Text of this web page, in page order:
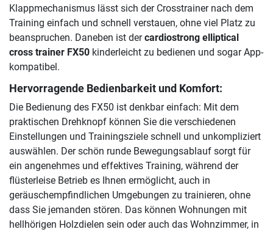
Klappmechanismus lässt sich der Crosstrainer nach dem
Training einfach und schnell verstauen, ohne viel Platz zu
beanspruchen. Daneben ist dercardiostrong elliptical
cross trainer FX50 kinderleicht zu bedienen und sogar App-
kompatibel.
Hervorragende Bedienbarkeit und Komfort:
Die Bedienung des FX50 ist denkbar einfach: Mit dem
praktischen Drehknopf können Sie die verschiedenen
Einstellungen und Trainingsziele schnell und unkompliziert
auswählen. Der schön runde Bewegungsablauf sorgt für
ein angenehmes und effektives Training, während der
flüsterleise Betrieb es Ihnen ermöglicht, auch in
geräuschempfindlichen Umgebungen zu trainieren, ohne
dass Sie jemanden stören. Das können Wohnungen mit
hellhörigen Holzdielen sein oder auch das Wohnzimmer, in